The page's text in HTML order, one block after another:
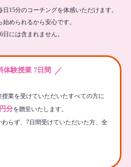
15分のコーチングを体感いただけます。
められるから安心です。
には含まれません。
体験授業 7日間 ／
業を受けていただいたすべての方に
分を贈呈いたします。
らず、7日間受けていただいた方、全